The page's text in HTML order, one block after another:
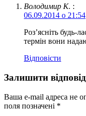
Володимир К. :
06.09.2014 о 21:54
Роз’ясніть
термін вони
Відповіcти
Залишити
Ваша e-mail адреса не
поля позначені *